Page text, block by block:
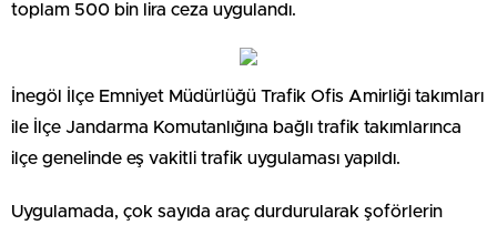
toplam 500 bin lira ceza uygulandı.
İnegöl İlçe Emniyet Müdürlüğü Trafik Ofis Amirliği takımları
ile İlçe Jandarma Komutanlığına bağlı trafik takımlarınca
ilçe genelinde eş vakitli trafik uygulaması yapıldı.
Uygulamada, çok sayıda araç durdurularak şoförlerin